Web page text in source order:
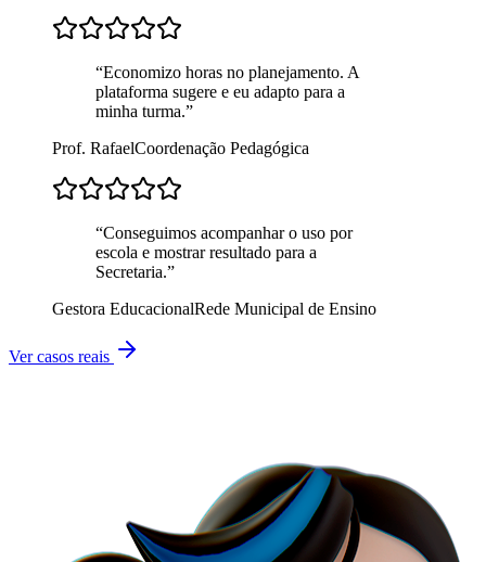
“Economizo horas no planejamento. A
plataforma sugere e eu adapto para a
minha turma.”
Prof. RafaelCoordenação Pedagógica
“Conseguimos acompanhar o uso por
escola e mostrar resultado para a
Secretaria.”
Gestora EducacionalRede Municipal de Ensino
Ver casos reais